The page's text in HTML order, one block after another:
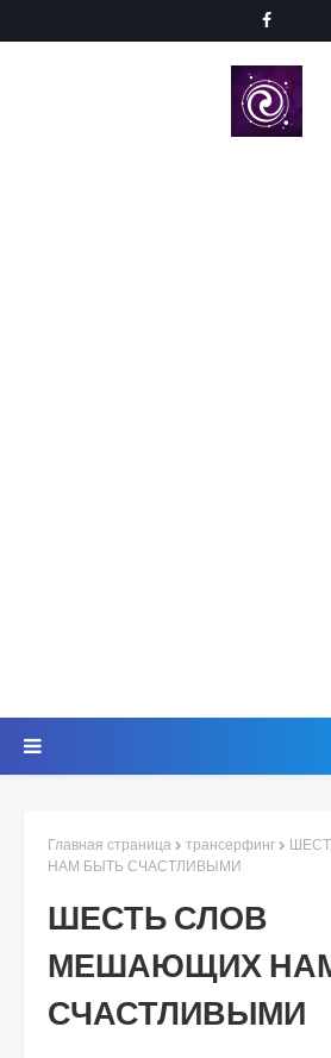
Главная страница трансерфинг
НАМ БЫТЬ СЧАСТЛИВЫМИ
ШЕСТЬ СЛОВ
МЕШАЮЩИХ
СЧАСТЛИВЫМИ